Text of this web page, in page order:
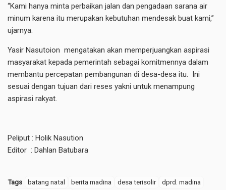
“Kami hanya minta perbaikan jalan dan pengadaan sarana air
minum karena itu merupakan kebutuhan mendesak buat kami,”
ujarnya.
Yasir Nasutoion mengatakan akan memperjuangkan aspirasi
masyarakat kepada pemerintah sebagai komitmennya dalam
membantu percepatan pembangunan di desa-desa itu. Ini
sesuai dengan tujuan dari reses yakni untuk menampung
aspirasi rakyat.
Peliput : Holik Nasution
Editor : Dahlan Batubara
Tags batang natal berita madina desa terisolir
dprd. madina